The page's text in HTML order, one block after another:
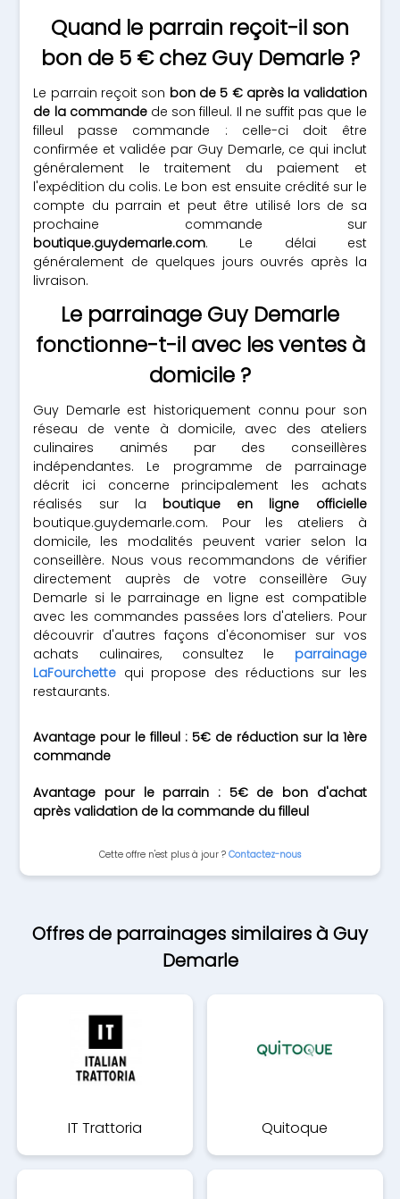
Quand le parrain reçoit-il son
bon de 5 € chez Guy Demarle ?
Le parrain reçoit son bon de 5 € après la validation
de la commandede son filleul. Il ne suffit pas que le
filleul passe commande : celle-ci doit être
confirmée et validée par Guy Demarle, ce qui inclut
généralement le traitement du paiement et
l'expédition du colis. Le bon est ensuite crédité sur le
compte du parrain et peut être utilisé lors de sa
prochaine commande sur
boutique.guydemarle.com. Le délai est
généralement de quelques jours ouvrés après la
livraison.
Le parrainage Guy Demarle
fonctionne-t-il avec les ventes à
domicile ?
Guy Demarle est historiquement connu pour son
réseau de vente à domicile, avec des ateliers
culinaires animés par des conseillères
indépendantes. Le programme de parrainage
décrit ici concerne principalement les achats
réalisés sur la boutique en ligne officielle
boutique.guydemarle.com. Pour les ateliers à
domicile, les modalités peuvent varier selon la
conseillère. Nous vous recommandons de vérifier
directement auprès de votre conseillère Guy
Demarle si le parrainage en ligne est compatible
avec les commandes passées lors d'ateliers. Pour
découvrir d'autres façons d'économiser sur vos
achats culinaires, consultez le parrainage
LaFourchette qui propose des réductions sur les
restaurants.
Avantage pour le filleul : 5€ de réduction sur la 1ère
commande
Avantage pour le parrain : 5€ de bon d'achat
après validation de la commande du filleul
Cette offre n'est plus à jour ? Contactez-nous
Offres de parrainages similaires à Guy
Demarle
IT Trattoria Quitoque